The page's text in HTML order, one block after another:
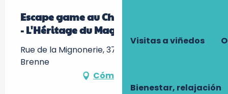
Visitas a viñedos
Bienestar, relajación
Escape game au Château de Jallanges
- L'Héritage du Mage
Rue de la Mignonerie, 37210 Vernou-sur-
Brenne
Cómo llegar